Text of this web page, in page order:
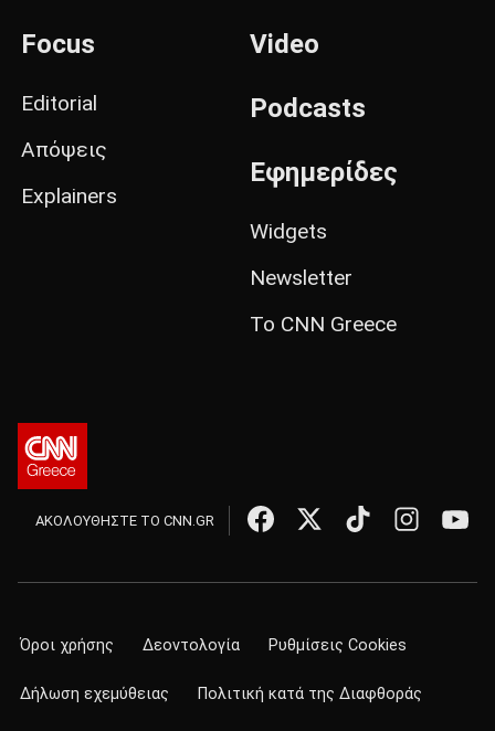
Focus
Editorial
Απόψεις
Explainers
Video
Podcasts
Εφημερίδες
Widgets
Newsletter
Το CNN Greece
ΑΚΟΛΟΥΘΗΣΤΕ ΤΟ CNN.GR
Όροι χρήσης Δεοντολογία Ρυθμίσεις Cookies
Δήλωση εχεμύθειας Πολιτική κατά της Διαφθοράς